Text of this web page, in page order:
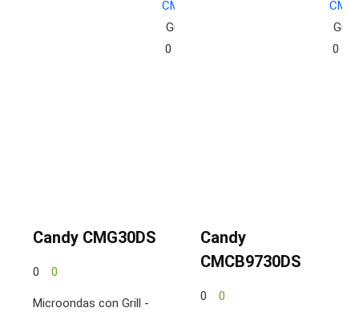
Guardar
0
Candy CMG30DS
0 0
Microondas con Grill -
0
Candy
CMCB9730DS
0 0